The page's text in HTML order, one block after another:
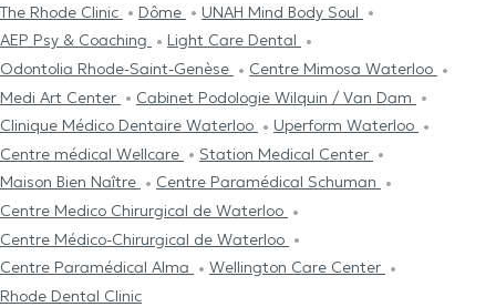
The Rhode Clinic
Dôme
UNAH Mind Body Soul
AEP Psy & Coaching
Light Care Dental
Odontolia Rhode-Saint-Genèse
Centre Mimosa Waterloo
Medi Art Center
Cabinet Podologie Wilquin / Van Dam
Clinique Médico Dentaire Waterloo
Uperform Waterloo
Centre médical Wellcare
Station Medical Center
Maison Bien Naître
Centre Paramédical Schuman
Centre Medico Chirurgical de Waterloo
Centre Médico-Chirurgical de Waterloo
Centre Paramédical Alma
Wellington Care Center
Rhode Dental Clinic